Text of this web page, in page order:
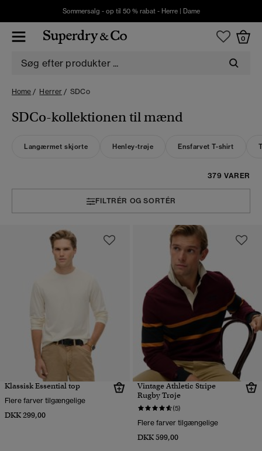
Sommersalg - op til 50 % rabat - Herre| Dame
0
Home Herrer SDCo
SDCo-kollektionen til mænd
Langærmet skjorte Henley-trøje Ensfarvet T-shirt
379 VARER
FILTRÉR OG SORTÉR
Klassisk Essential top
Flere farver tilgængelige
DKK 299,00
Vintage Athletic Stripe
Rugby Trøje
(5)
Flere farver tilgængelige
DKK 599,00